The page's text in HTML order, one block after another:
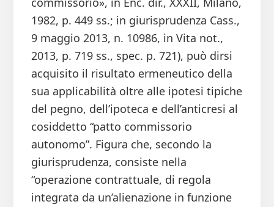
1982, p. 449 ss.; in giurisprudenza Cass.,
9 maggio 2013, n. 10986, in Vita not.,
2013, p. 719 ss., spec. p. 721), può dirsi
acquisito il risultato ermeneutico della
sua applicabilità oltre alle ipotesi tipiche
del pegno, dell’ipoteca e dell’anticresi al
cosiddetto “patto commissorio
autonomo”. Figura che, secondo la
giurisprudenza, consiste nella
“operazione contrattuale, di regola
integrata da un’alienazione in funzione